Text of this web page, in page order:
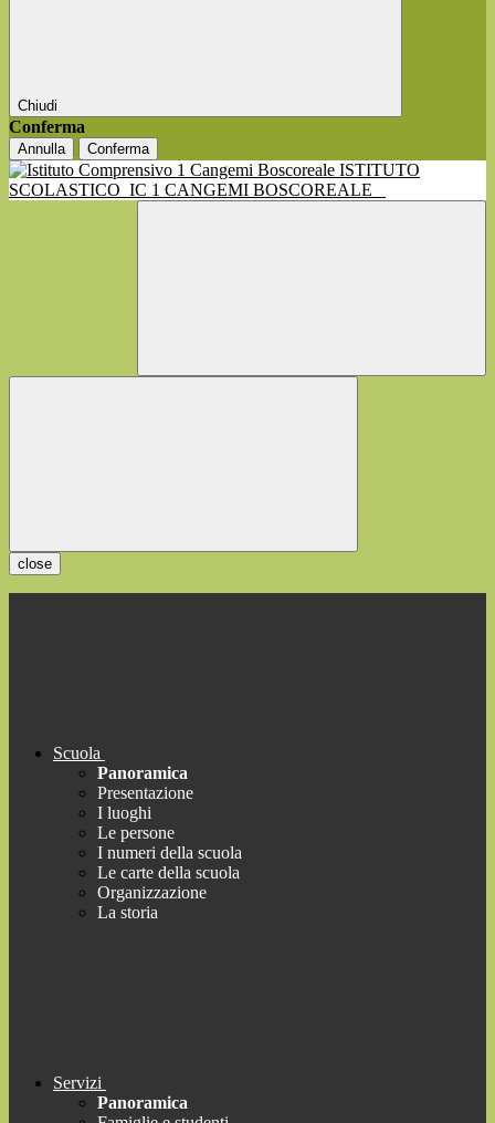
Chiudi
Conferma
Annulla Conferma
ISTITUTO
SCOLASTICO IC 1 CANGEMI BOSCOREALE
close
Scuola
Panoramica
Presentazione
I luoghi
Le persone
I numeri della scuola
Le carte della scuola
Organizzazione
La storia
Servizi
Panoramica